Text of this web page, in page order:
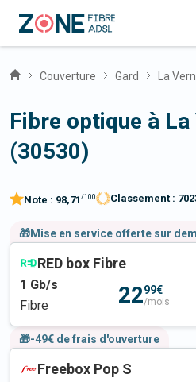
Couverture Gard La
Fibre optique à La
(30530)
Note : 98,71 /100 Classement :
🎁Mise en service offerte sur
RED box Fibre
1 Gb/s
Fibre
2299€
/mois
🎁-49€ de frais d'ouverture
Freebox Pop S